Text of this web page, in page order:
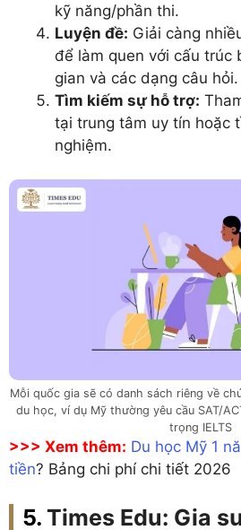
kỹ năng/phần thi.
Luyện đề: Giải càng
để làm quen với cấu trúc
gian và các dạng câu hỏi.
Tìm kiếm sự hỗ trợ:
tại trung tâm uy tín hoặc
nghiệm.
Mỗi quốc gia sẽ có danh sách riêng về
du học, ví dụ Mỹ thường yêu cầu SAT/
trọng IELTS
>>> Xem thêm: Du học Mỹ 1
tiền? Bảng chi phí chi tiết 2026
Times Edu: Gia